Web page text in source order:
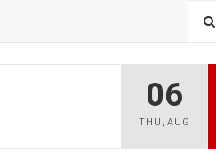
06
THU , AUG